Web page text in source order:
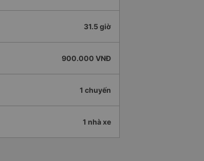
31.5 giờ
900.000 VNĐ
1 chuyến
1 nhà xe